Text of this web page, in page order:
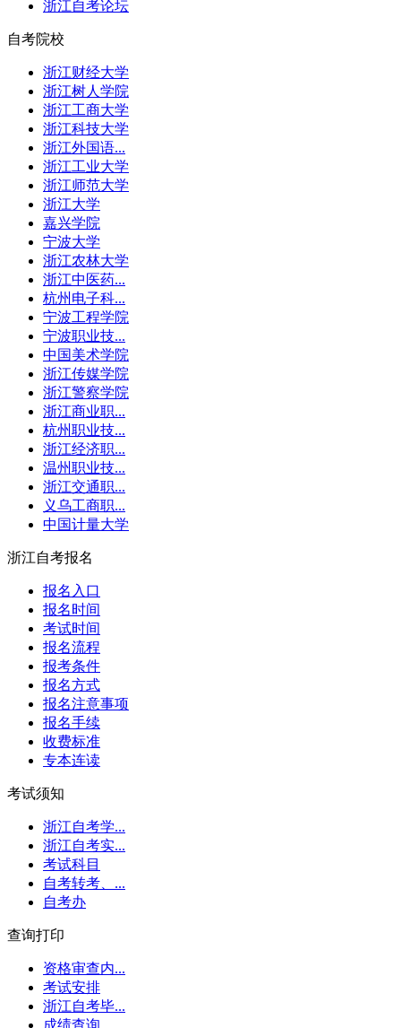
浙江自考论坛
自考院校
浙江财经大学
浙江树人学院
浙江工商大学
浙江科技大学
浙江外国语...
浙江工业大学
浙江师范大学
浙江大学
嘉兴学院
宁波大学
浙江农林大学
浙江中医药...
杭州电子科...
宁波工程学院
宁波职业技...
中国美术学院
浙江传媒学院
浙江警察学院
浙江商业职...
杭州职业技...
浙江经济职...
温州职业技...
浙江交通职...
义乌工商职...
中国计量大学
浙江自考报名
报名入口
报名时间
考试时间
报名流程
报考条件
报名方式
报名注意事项
报名手续
收费标准
专本连读
考试须知
浙江自考学...
浙江自考实...
考试科目
自考转考、...
自考办
查询打印
资格审查内...
考试安排
浙江自考毕...
成绩查询